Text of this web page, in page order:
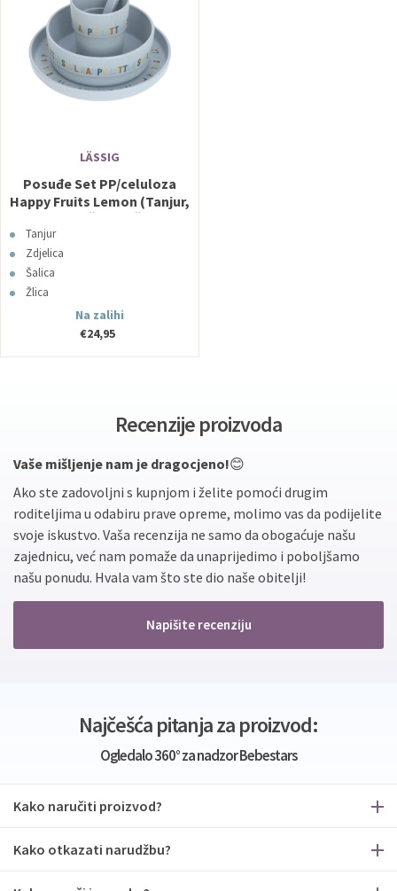
LÄSSIG
Posuđe Set PP/celuloza
Happy Fruits Lemon (Tanjur,
Tanjur
Zdjelica
Šalica
Žlica
Na zalihi
€24,95
Recenzije proizvoda
Vaše mišljenje nam je dragocjeno!😊
Ako ste zadovoljni s kupnjom i želite pomoći drugim
roditeljima u odabiru prave opreme, molimo vas da podijelite
svoje iskustvo. Vaša recenzija ne samo da obogaćuje našu
zajednicu, već nam pomaže da unaprijedimo i poboljšamo
našu ponudu. Hvala vam što ste dio naše obitelji!
Napišite recenziju
Najčešća pitanja za proizvod:
Ogledalo 360° za nadzor Bebestars
Kako naručiti proizvod?
Kako otkazati narudžbu?